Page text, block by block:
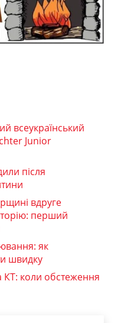
всеукраїнський
Junior
після
вдруге
перший
як
швидку
КТ: коли обстеження